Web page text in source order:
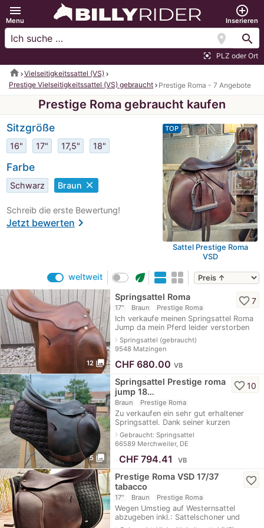
menu
Menu
add_circle_outline
Inserieren
location_on search
center_focus_strong PLZ oder Ort
home Vielseitigkeitssattel (VS)
Prestige Vielseitigkeitssattel (VS) gebraucht
Prestige Roma - 7 Angebote
Prestige Roma gebraucht kaufen
Sitzgröße
16" 17" 17,5" 18"
Farbe
Schwarz Braun close
Schreib die erste Bewertung!
Jetzt bewertenchevron_right
TOP
Sattel Prestige Roma
VSD
weltweit eco
12 photo_library
Springsattel Roma
17" Braun Prestige Roma
Ich verkaufe meinen Springsattel Roma
Jump da mein Pferd leider verstorben
ist. Der Sattel ist wurde 8 Jahre
gebraucht, ist aber in einem sehr guten
navigate_nextSpringsattel (gebraucht)
9548 Matzingen
favorite_border7
CHF680.00 VB
5 photo_library
Springsattel Prestige roma
jump 18…
Braun Prestige Roma
Zu verkaufen ein sehr gut erhaltener
Springsattel. Dank seiner kurzen
Auflagefläche auch für kürzere Pferde
geeignet. Sattel kann auch verschickt
werd
navigate_nextGebraucht: Springsattel
66589 Merchweiler, DE
favorite_border10
CHF 794.41 VB
Prestige Roma VSD 17/37
tabacco
17" Braun Prestige Roma
Wegen Umstieg auf Westernsattel
abzugeben inkl.: Sattelschoner und
Schabracke Acavallo Alupro
favorite_border